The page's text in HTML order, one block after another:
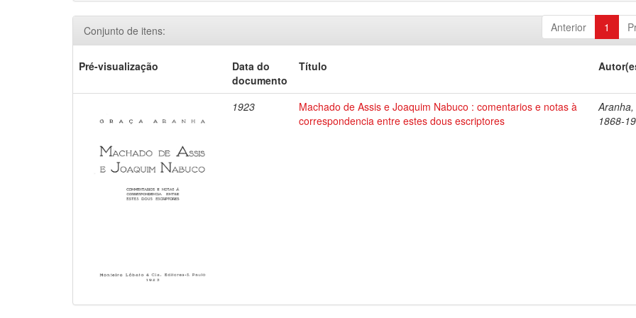
Anterior 1
Conjunto de itens:
Pré-visualização
Data do
documento
Título
1923
Machado de Assis e Joaquim Nabuco : comentarios e notas à
correspondencia entre estes dous escriptores
1868-